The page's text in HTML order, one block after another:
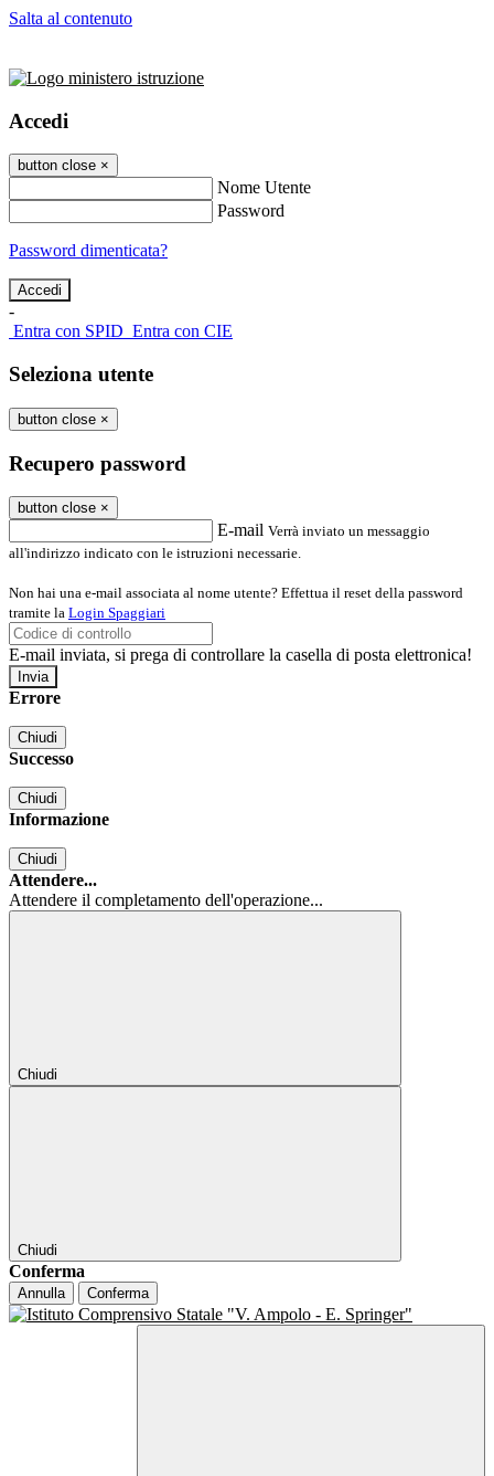
Salta al contenuto
Accedi
button close ×
Nome Utente
Password
Password dimenticata?
-
Entra con SPID Entra con CIE
Seleziona utente
button close ×
Recupero password
button close ×
E-mail Verrà inviato un messaggio
all'indirizzo indicato con le istruzioni necessarie.
Non hai una e-mail associata al nome utente? Effettua il reset della password
tramite la Login Spaggiari
E-mail inviata, si prega di controllare la casella di posta elettronica!
Errore
Chiudi
Successo
Chiudi
Informazione
Chiudi
Attendere...
Attendere il completamento dell'operazione...
Chiudi
Chiudi
Conferma
Annulla Conferma